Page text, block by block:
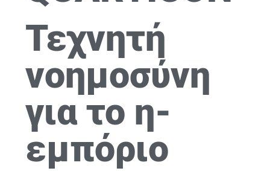
Τεχνητή
νοημοσύνη
για το η-
εμπόριο